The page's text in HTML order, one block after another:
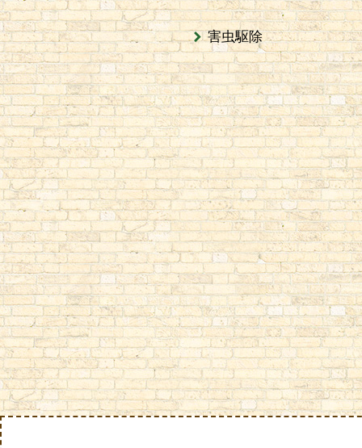
害虫駆除